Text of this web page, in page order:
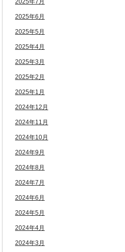
2025年7月
2025年6月
2025年5月
2025年4月
2025年3月
2025年2月
2025年1月
2024年12月
2024年11月
2024年10月
2024年9月
2024年8月
2024年7月
2024年6月
2024年5月
2024年4月
2024年3月